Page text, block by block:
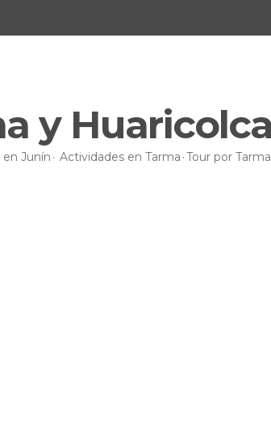
y Huaricolca
Junín Actividades en Tarma Tour por